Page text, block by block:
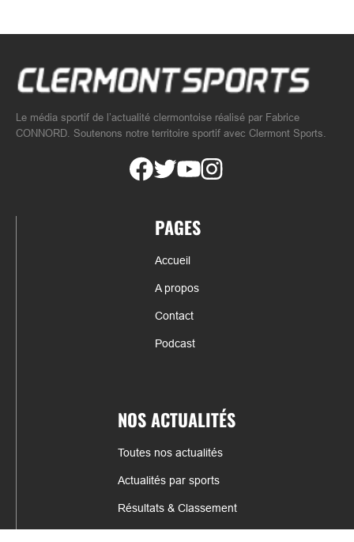
Le média sportif de l’actualité clermontoise réalisé par Fabrice
CONNORD. Soutenons notre territoire sportif avec Clermont Sports.
PAGES
Accueil
A propos
Contact
Podcast
NOS ACTUALITÉS
Toutes nos actualités
Actualités par sports
Résultats & Classement